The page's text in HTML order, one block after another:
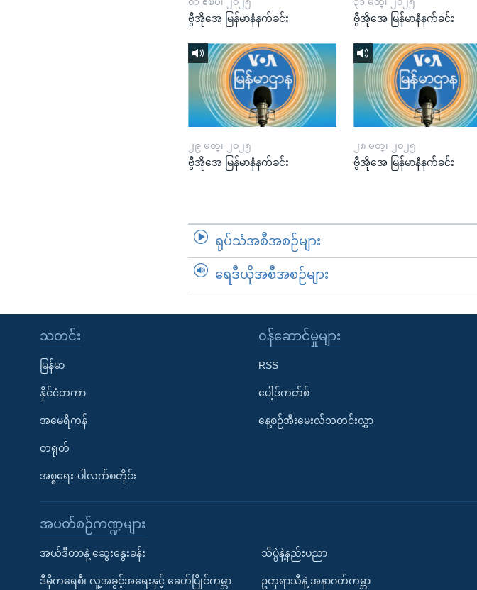
ဗွီအိုအေ မြန်မာနံနက်ခင်း ဗွီအိုအေ မြန်မာနံနက်ခင်း
၂၉ မတ္၊ ၂၀၂၅
ဗွီအိုအေ မြန်မာနံနက်ခင်း
၂၈ မတ္၊ ၂၀၂၅
ဗွီအိုအေ မြန်မာနံနက်ခင်း
ရုပ်သံအစီအစဉ်များ
ရေဒီယိုအစီအစဉ်များ
သတင်း
မြန်မာ
နိုင်ငံတကာ
အမေရိကန်
တရုတ်
အစ္စရေး-ပါလက်စတိုင်း
၀န်ဆောင်မှုများ
RSS
ပေါ့ဒ်ကတ်စ်
နေ့စဉ်အီးမေးလ်သတင်းလွှာ
အပတ်စဉ်ကဏ္ဍများ
အယ်ဒီတာနဲ့ ဆွေးနွေးခန်း
ဒီမိုကရေစီ၊ လူ့အခွင့်အရေးနှင့် ခေတ်ပြိုင်ကမ္ဘာ
သိပ္ပံနဲ့နည်းပညာ
ဥတုရာသီနဲ့ အနာဂတ်ကမ္ဘာ